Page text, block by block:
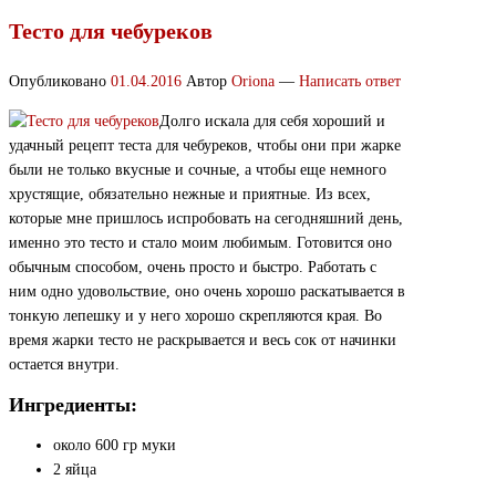
Тесто для чебуреков
Опубликовано 01.04.2016 Автор Oriona — Написать ответ
Долго искала для себя хороший и
удачный рецепт теста для чебуреков, чтобы они при жарке
были не только вкусные и сочные, а чтобы еще немного
хрустящие, обязательно нежные и приятные. Из всех,
которые мне пришлось испробовать на сегодняшний день,
именно это тесто и стало моим любимым. Готовится оно
обычным способом, очень просто и быстро. Работать с
ним одно удовольствие, оно очень хорошо раскатывается в
тонкую лепешку и у него хорошо скрепляются края. Во
время жарки тесто не раскрывается и весь сок от начинки
остается внутри.
Ингредиенты:
около 600 гр муки
2 яйца